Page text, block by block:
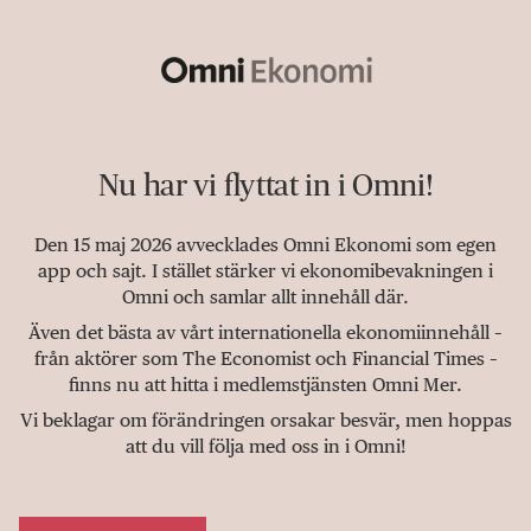
Nu har vi flyttat in i Omni!
Den 15 maj 2026 avvecklades Omni Ekonomi som egen
app och sajt. I stället stärker vi ekonomibevakningen i
Omni och samlar allt innehåll där.
Även det bästa av vårt internationella ekonomiinnehåll –
från aktörer som The Economist och Financial Times –
finns nu att hitta i medlemstjänsten Omni Mer.
Vi beklagar om förändringen orsakar besvär, men hoppas
att du vill följa med oss in i Omni!